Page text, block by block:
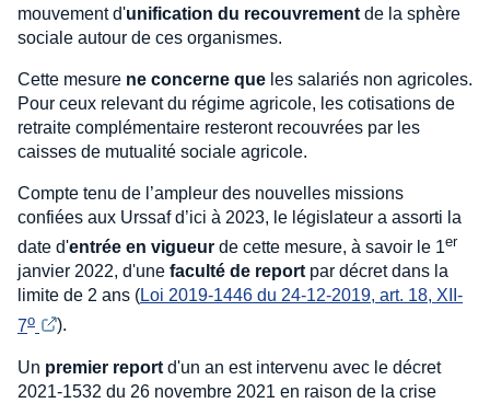
mouvement d'unification du recouvrement de la sphère
sociale autour de ces organismes.
Cette mesure ne concerne que les salariés non agricoles.
Pour ceux relevant du régime agricole, les cotisations de
retraite complémentaire resteront recouvrées par les
caisses de mutualité sociale agricole.
Compte tenu de l’ampleur des nouvelles missions
confiées aux Urssaf d’ici à 2023, le législateur a assorti la
date d'entrée en vigueur de cette mesure, à savoir le 1er
janvier 2022, d'une faculté de report par décret dans la
limite de 2 ans (Loi 2019-1446 du 24-12-2019, art. 18, XII-
7o ).
Un premier report d'un an est intervenu avec le décret
2021-1532 du 26 novembre 2021 en raison de la crise